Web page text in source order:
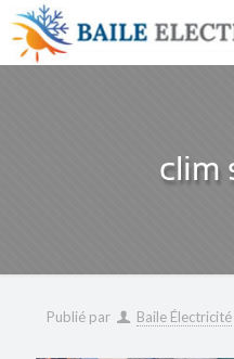
clim
Publié par Baile Électricité